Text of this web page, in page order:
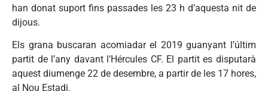
han donat suport fins passades les 23 h d’aquesta nit de
dijous.
Els grana buscaran acomiadar el 2019 guanyant l’últim
partit de l’any davant l’Hércules CF. El partit es disputarà
aquest diumenge 22 de desembre, a partir de les 17 hores,
al Nou Estadi.